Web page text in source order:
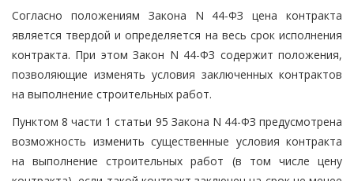
Согласно положениям Закона N 44-ФЗ цена контракта
является твердой и определяется на весь срок исполнения
контракта. При этом Закон N 44-ФЗ содержит положения,
позволяющие изменять условия заключенных контрактов
на выполнение строительных работ.
Пунктом 8 части 1 статьи 95 Закона N 44-ФЗ предусмотрена
возможность изменить существенные условия контракта
на выполнение строительных работ (в том числе цену